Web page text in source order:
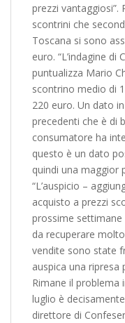
prezzi vantaggiosi”.
scontrini che
Toscana si sono
euro. “L’indagine
puntualizza Mario
scontrino medio di
220 euro. Un dato
precedenti che è di
consumatore ha
questo è un dato
quindi una maggior
“L’auspicio –
acquisto a prezzi
prossime settimane
da recuperare
vendite sono state
auspica una ripresa
Rimane il problema
luglio è
direttore di